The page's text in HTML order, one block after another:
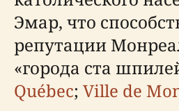
Эмар, что
репутации
«города ста
Québec; Ville de